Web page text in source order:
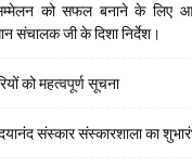
को सफल बनाने के लिए
संचालक जी के दिशा निर्देश।
को महत्वपूर्ण सूचना
दयानंद संस्कार संस्कारशाला का